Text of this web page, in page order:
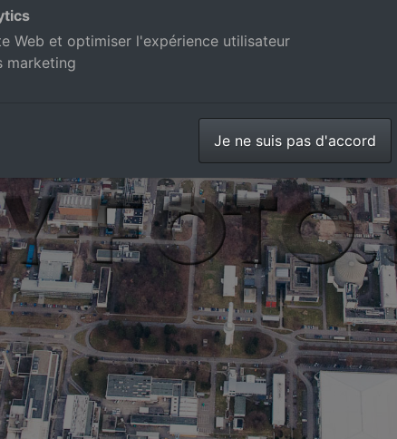
Web et optimiser l'expérience utilisateur
marketing
Je ne suis pas d'accord